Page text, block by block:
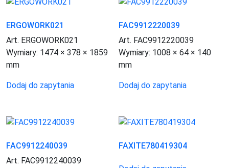
ERGOWORK021
Art. ERGOWORK021
Wymiary: 1474 × 378 × 1859
mm
Dodaj do zapytania
FAC9912220039
Art. FAC9912220039
Wymiary: 1008 × 64 × 140
mm
Dodaj do zapytania
FAC9912240039
Art. FAC9912240039
FAXITE780419304